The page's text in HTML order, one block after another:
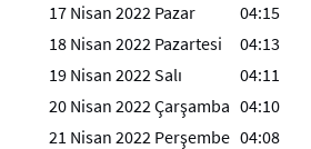
17 Nisan 2022 Pazar
04:15
18 Nisan 2022 Pazartesi
04:13
19 Nisan 2022 Salı
04:11
20 Nisan 2022 Çarşamba 04:10
21 Nisan 2022 Perşembe 04:08